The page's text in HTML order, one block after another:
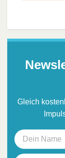
Gleich